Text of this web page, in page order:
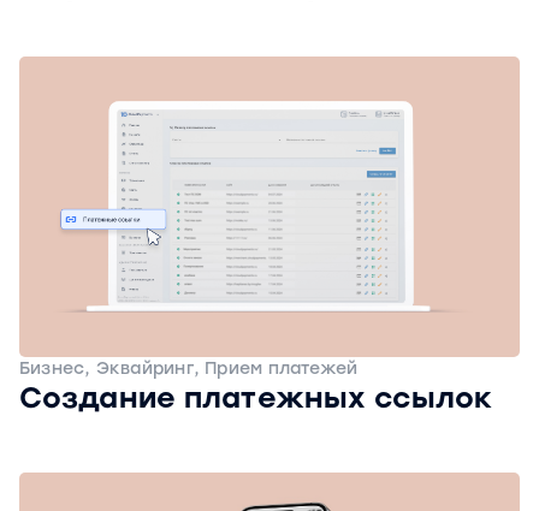
Бизнес, Эквайринг, Прием платежей
Создание платежных ссылок